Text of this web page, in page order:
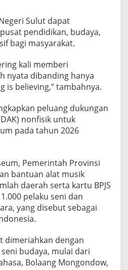
Sulut dapat
pendidikan, budaya,
bagi masyarakat.
kali memberi
nyata dibanding hanya
is believing,” tambahnya.
peluang dukungan
nonfisik untuk
pada tahun 2026
Pemerintah Provinsi
bantuan alat musik
daerah serta kartu BPJS
pelaku seni dan
yang disebut sebagai
dimeriahkan dengan
budaya, mulai dari
Bolaang Mongondow,